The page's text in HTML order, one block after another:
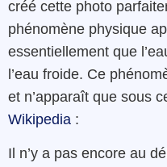
créé cette photo
phénomène physique
essentiellement que
l’eau froide. Ce
et n’apparaît que sous
Wikipedia :
Il n’y a pas encore au